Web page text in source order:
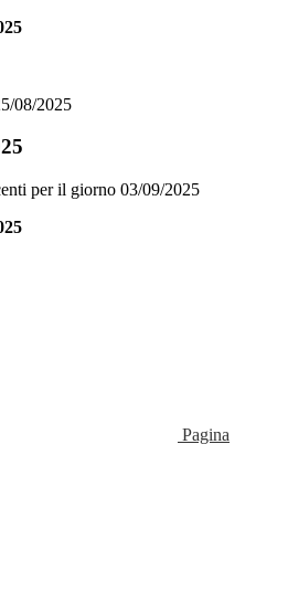
08/2025
per il giorno 03/09/2025
Pagina